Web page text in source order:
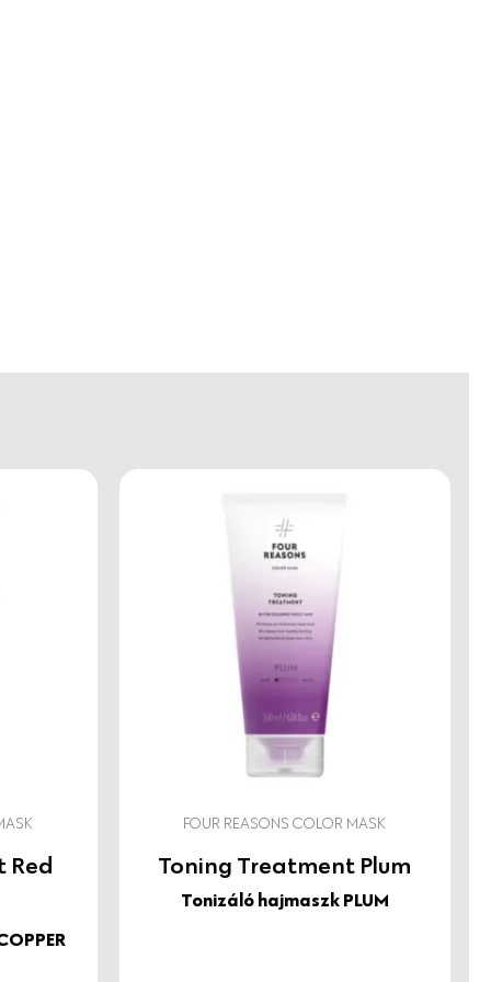
Red
FOUR REASONS COLOR MASK
Toning Treatment Plum
Tonizáló hajmaszk PLUM